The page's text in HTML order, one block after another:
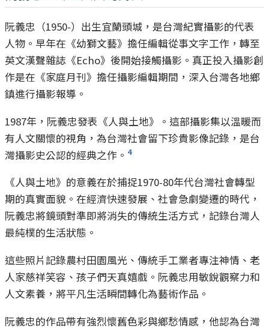
阮義忠（1950-）出生宜蘭頭城，是台灣紀實攝影的代表
人物。早年在《幼獅文藝》擔任編輯從事文字工作，轉至
英文漢聲雜誌《Echo》後開始接觸攝影。真正投入攝影創
作是在《家庭月刊》擔任攝影編輯期間，深入台灣各地鄉
鎮進行攝影報導。
1987年，阮義忠發表《人與土地》。這部攝影集以溫暖而
有人文關懷的視角，為台灣社會留下珍貴影像記錄，是台
灣攝影史公認的經典之作。 4
《人與土地》的意義在於捕捉1970-80年代台灣社會轉型
期的真實面貌。在經濟快速發展、社會急劇變遷的時代，
阮義忠將鏡頭對準即將消失的傳統生活方式，記錄台灣人
最純樸的生活狀態。
這些照片記錄農村田園風光、傳統手工業者專注神情、老
人家慈祥笑容、孩子們天真嬉戲。阮義忠用敏銳觀察力和
人文素養，將平凡生活瞬間轉化為藝術作品。
阮義忠的作品帶有強烈懷舊色彩與鄉愁情感，他認為台灣